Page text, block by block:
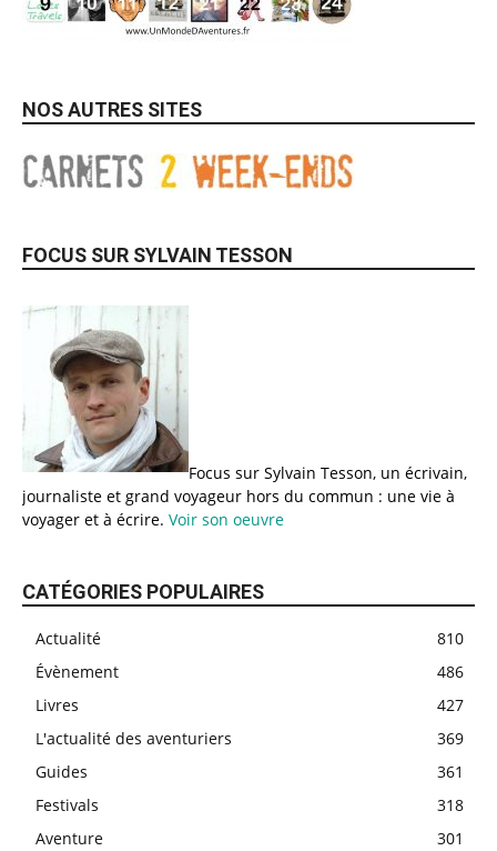
NOS AUTRES SITES
FOCUS SUR SYLVAIN TESSON
Focus sur Sylvain Tesson, un écrivain,
journaliste et grand voyageur hors du commun : une vie à
voyager et à écrire. Voir son oeuvre
CATÉGORIES POPULAIRES
Actualité
810
Évènement
486
Livres
427
L'actualité des aventuriers
369
Guides
361
Festivals
318
Aventure
301